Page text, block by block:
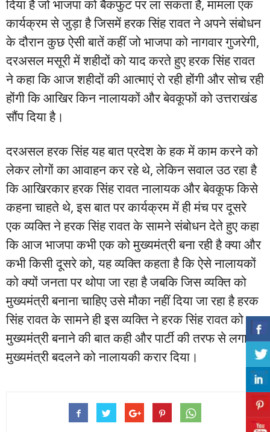
दिया है जो भाजपा को बैकफुट पर ला सकता है, मामला एक
कार्यक्रम से जुड़ा है जिसमें हरक सिंह रावत ने अपने संबोधन
के दौरान कुछ ऐसी बातें कहीं जो भाजपा को नागवार गुजरेगी,
दरअसल मसूरी में शहीदों को याद करते हुए हरक सिंह रावत
ने कहा कि आज शहीदों की आत्माएं रो रही होंगी और सोच रही
होंगी कि आखिर किन नालायकों और बेवकूफों को उत्तराखंड
सौंप दिया है।
दरअसल हरक सिंह यह बात प्रदेश के हक में काम करने को
लेकर लोगों का आवाहन कर रहे थे, लेकिन सवाल उठ रहा है
कि आखिरकार हरक सिंह रावत नालायक और बेवकूफ किसे
कहना चाहते थे, इस बात पर कार्यक्रम में ही मंच पर दूसरे
एक व्यक्ति ने हरक सिंह रावत के सामने संबोधन देते हुए कहा
कि आज भाजपा कभी एक को मुख्यमंत्री बना रही है क्या और
कभी किसी दूसरे को, यह व्यक्ति कहता है कि ऐसे नालायकों
को क्यों जनता पर थोपा जा रहा है जबकि जिस व्यक्ति को
मुख्यमंत्री बनाना चाहिए उसे मौका नहीं दिया जा रहा है हरक
सिंह रावत के सामने ही इस व्यक्ति ने हरक सिंह रावत को
मुख्यमंत्री बनाने की बात कही और पार्टी की तरफ से लगातार
मुख्यमंत्री बदलने को नालायकी करार दिया।